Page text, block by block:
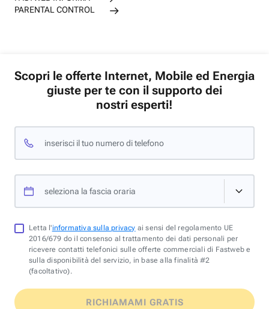
PARENTAL CONTROL
Scopri le offerte Internet, Mobile ed Energia
giuste per te con il supporto dei
nostri esperti!
inserisci il tuo numero di telefono
seleziona la fascia oraria
Letta l'informativa sulla privacy ai sensi del regolamento UE
2016/679 do il consenso al trattamento dei dati personali per
ricevere contatti telefonici sulle offerte commerciali di Fastweb e
sulla disponibilità del servizio, in base alla finalità #2
(facoltativo).
RICHIAMAMI GRATIS